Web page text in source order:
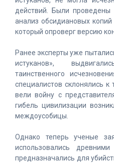
действий. Были проведены
анализ обсидиановых
который опроверг версию
Ранее эксперты уже
истуканов»,
таинственного
специалистов склонялись к
вели войну с
гибель цивилизации
междоусобицы.
Однако теперь ученые
использовались
предназначались для